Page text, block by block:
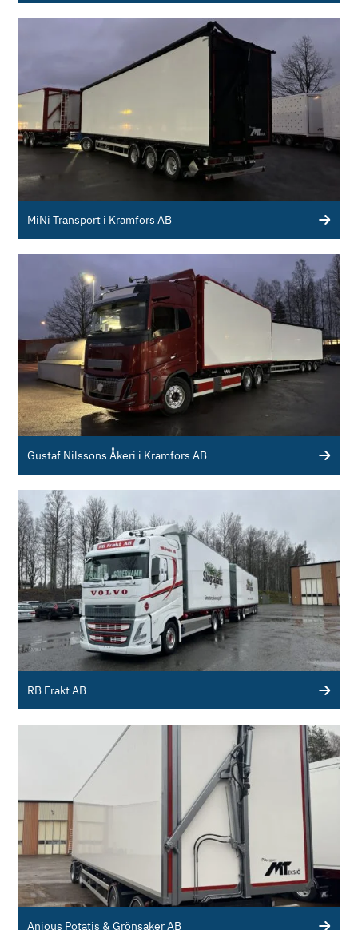
MiNi Transport i Kramfors AB
Gustaf Nilssons Åkeri i Kramfors AB
RB Frakt AB
Anjous Potatis & Grönsaker AB